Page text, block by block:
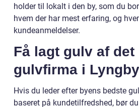
holder til lokalt i den by, som du
hvem der har mest erfaring, og
kundeanmeldelser.
Få lagt gulv af det
gulvfirma i Lyngby
Hvis du leder efter byens bedste
baseret på kundetilfredshed, bør